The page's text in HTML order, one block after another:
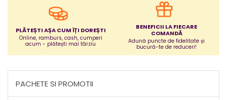
Ingrijire adulti
Siguranta animale companie
Carduri Cadou
PLĂTEȘTI AȘA CUM ÎȚI DOREȘTI
Online, ramburs, cash, cumperi
acum - plătești mai târziu
BENEFICII LA FIECARE
COMANDĂ
Adună puncte de fidelitate și
bucură-te de reduceri!
PACHETE SI PROMOTII